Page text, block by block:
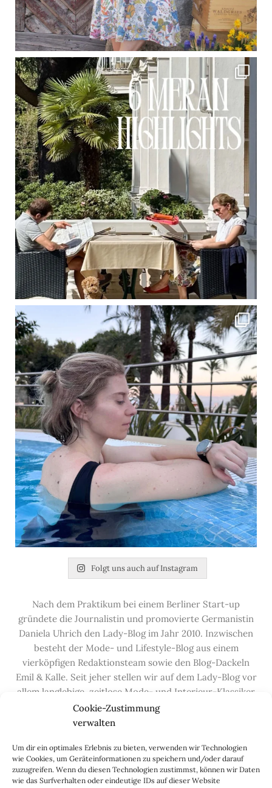
Cookie-Zustimmung
verwalten
Um dir ein optimales Erlebnis zu bieten, verwenden wir Technologien
wie Cookies, um Geräteinformationen zu speichern und/oder darauf
zuzugreifen. Wenn du diesen Technologien zustimmst, können wir Daten
wie das Surfverhalten oder eindeutige IDs auf dieser Website
Folgt uns auch auf Instagram
Nach dem Praktikum bei einem Berliner Start-up
gründete die Journalistin und promovierte Germanistin
Daniela Uhrich den Lady-Blog im Jahr 2010. Inzwischen
besteht der Mode- und Lifestyle-Blog aus einem
vierköpfigen Redaktionsteam sowie den Blog-Dackeln
Emil & Kalle. Seit jeher stellen wir auf dem Lady-Blog vor
allem langlebige, zeitlose Mode- und Interieur-Klassiker
vor, die hochwertig verarbeitet und unter guten
Bedingungen hergestellt wurden – gerne „Made in
Handwerksberufe und kleine feine Firmen, denen wir
hier auf dem Blog eine Präsentationsfläche bieten, sowie
alle Dinge, die das Leben ein bisschen schöner machen.